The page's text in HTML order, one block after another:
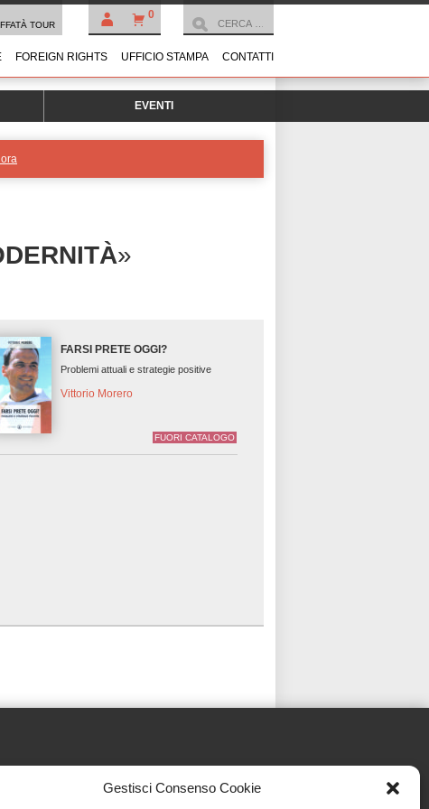
Gestisci Consenso Cookie
0
TOUR
FOREIGN RIGHTS UFFICIO STAMPA CONTATTI
EVENTI
»
FARSI PRETE OGGI?
Problemi attuali e strategie positive
Vittorio Morero
FUORI CATALOGO